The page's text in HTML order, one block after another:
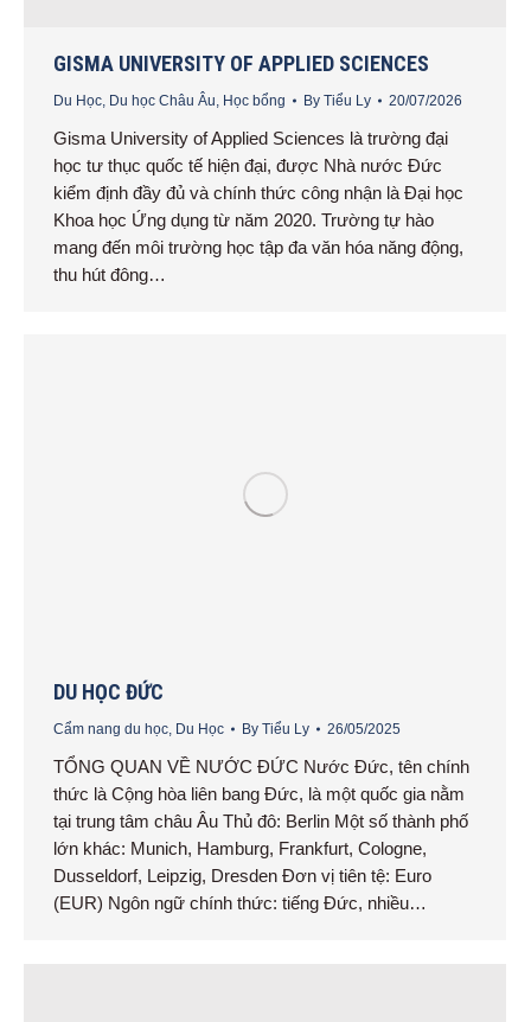
GISMA UNIVERSITY OF APPLIED SCIENCES
Du Học Du học Châu Âu Học bổng By Tiểu Ly 20/07/2026
Gisma University of Applied Sciences là trường đại
học tư thục quốc tế hiện đại, được Nhà nước Đức
kiểm định đầy đủ và chính thức công nhận là Đại học
Khoa học Ứng dụng từ năm 2020. Trường tự hào
mang đến môi trường học tập đa văn hóa năng động,
thu hút đông…
DU HỌC ĐỨC
Cẩm nang du học, Du Học By Tiểu Ly 26/05/2025
TỔNG QUAN VỀ NƯỚC ĐỨC Nước Đức, tên chính
thức là Cộng hòa liên bang Đức, là một quốc gia nằm
tại trung tâm châu Âu Thủ đô: Berlin Một số thành phố
lớn khác: Munich, Hamburg, Frankfurt, Cologne,
Dusseldorf, Leipzig, Dresden Đơn vị tiên tệ: Euro
(EUR) Ngôn ngữ chính thức: tiếng Đức, nhiều…